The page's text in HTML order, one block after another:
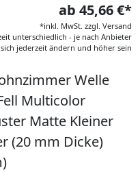
ab 45,66 €*
*inkl. MwSt. zzgl. Versand
unterschiedlich - je nach Anbieter
jederzeit ändern und höher sein
Welle
Multicolor
Matte Kleiner
(20 mm Dicke)